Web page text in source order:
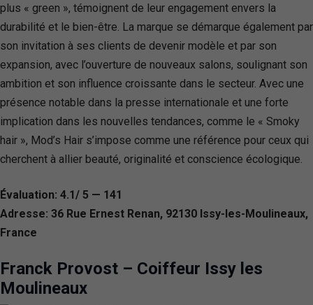
plus « green », témoignent de leur engagement envers la
durabilité et le bien-être. La marque se démarque également par
son invitation à ses clients de devenir modèle et par son
expansion, avec l’ouverture de nouveaux salons, soulignant son
ambition et son influence croissante dans le secteur. Avec une
présence notable dans la presse internationale et une forte
implication dans les nouvelles tendances, comme le « Smoky
hair », Mod’s Hair s’impose comme une référence pour ceux qui
cherchent à allier beauté, originalité et conscience écologique.
Évaluation: 4.1/ 5 — 141
Adresse: 36 Rue Ernest Renan, 92130 Issy-les-Moulineaux,
France
Franck Provost – Coiffeur Issy les
Moulineaux